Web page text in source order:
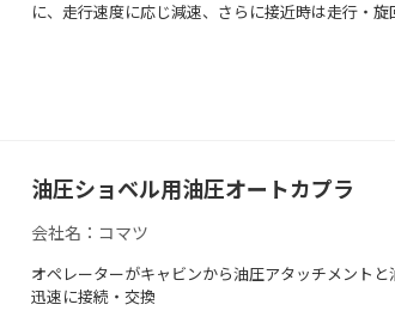
に、走行速度に応じ減速、さらに接近時は走行・旋
油圧ショベル用油圧オートカプラ
会社名：コマツ
オペレーターがキャビンから油圧アタッチメントと
迅速に接続・交換